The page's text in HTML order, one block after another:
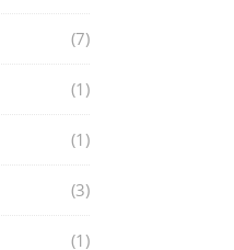
(7)
(1)
(1)
(3)
(1)